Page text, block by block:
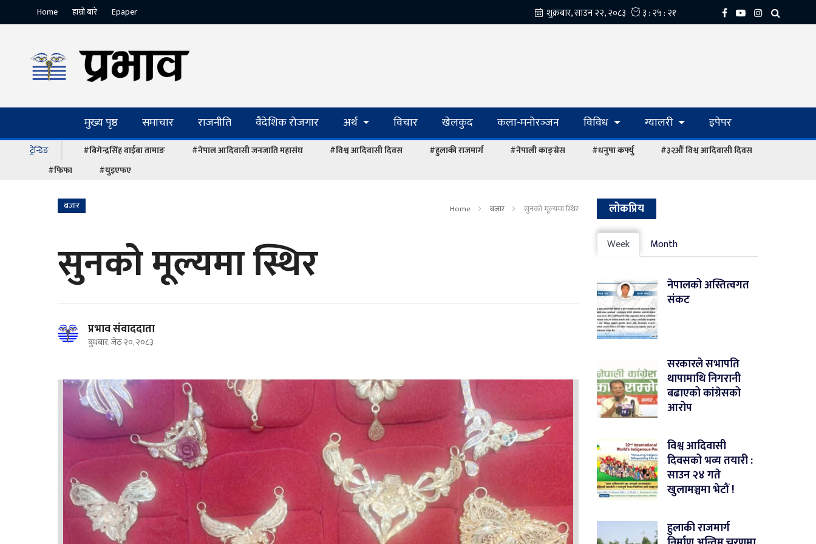
Home हाम्रो बारे Epaper
मुख्य पृष्ठ समाचार राजनीति वैदेशिक रोजगार अर्थ विचार खेलकुद कला-मनोरञ्‍जन विविध ग्यालरी इपेपर
ट्रेन्डिङ #बिगेन्द्रसिंह वाईबा तामाङ #नेपाल आदिवासी जनजाति महासंघ #विश्व आदिवासी दिवस #हुलाकी राजमार्ग #नेपाली काङ्ग्रेस #धनुषा कर्फ्यु
#३२औं विश्व आदिवासी दिवस
#फिफा
#युइएफए
बजार Home बजार सुनको मूल्यमा स्थिर
सुनको मूल्यमा स्थिर
प्रभाव संवाददाता
बुधबार, जेठ २०, २०८३
लोकप्रिय
Week Month
नेपालको अस्तित्वगत
संकट
सरकारले सभापति
थापामाथि निगरानी
बढाएको कांग्रेसको
आरोप
विश्व आदिवासी
दिवसको भव्य तयारी :
साउन २४ गते
खुलामञ्चमा भेटौं !
हुलाकी राजमार्ग